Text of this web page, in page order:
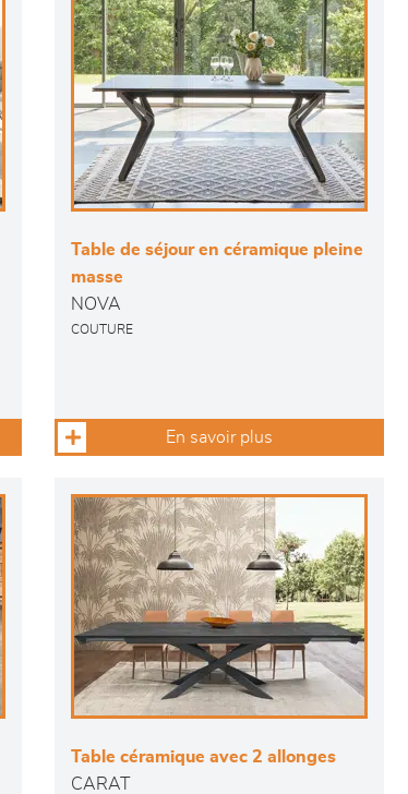
Table de séjour en céramique pleine
masse
NOVA
COUTURE
En savoir plus
Table céramique avec 2 allonges
CARAT